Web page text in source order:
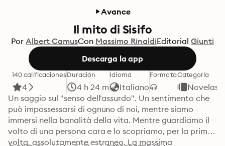
Avance
Il mito di Sisifo
Por Albert CamusCon Massimo RinaldiEditorial Giunti
Descarga la app
140 calificaciones
4
Duración
4 h 24 m
Idioma
Italiano
FormatoCategoría
Novelas
Un saggio sul "senso dell'assurdo". Un sentimento che
può impossessarsi di ognuno di noi, mentre siamo
immersi nella banalità della vita. Mentre guardiamo il
volto di una persona cara e lo scopriamo, per la prima
volta, assolutamente estraneo. La massima